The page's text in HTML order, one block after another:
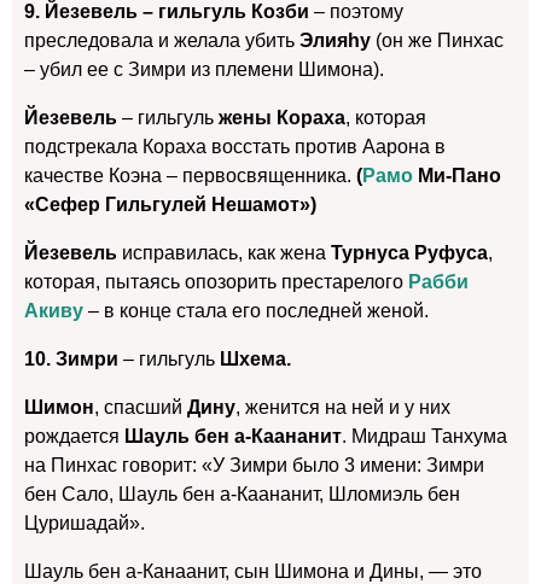
9. Йезевель – гильгуль Козби – поэтому
преследовала и желала убить Элияhу (он же Пинхас
– убил ее с Зимри из племени Шимона).
Йезевель – гильгуль жены Кораха, которая
подстрекала Кораха восстать против Аарона в
качестве Коэна – первосвященника. (Рамо Ми-Пано
«Сефер Гильгулей Нешамот»)
Йезевель исправилась, как жена Турнуса Руфуса,
которая, пытаясь опозорить престарелого Рабби
Акиву – в конце стала его последней женой.
10. Зимри – гильгуль Шхема.
Шимон, спасший Дину, женится на ней и у них
рождается Шауль бен а-Каананит. Мидраш Танхума
на Пинхас говорит: «У Зимри было 3 имени: Зимри
бен Сало, Шауль бен а-Каананит, Шломиэль бен
Цуришадай».
Шауль бен а-Канаанит, сын Шимона и Дины, — это